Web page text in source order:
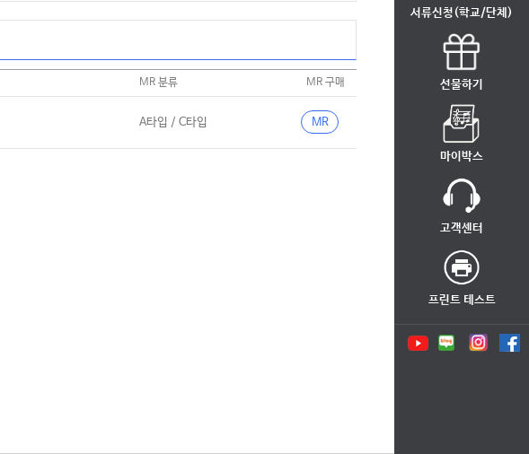
MR 분류 MR 구매
A타입 / C타입 MR
서류신청(학교/단체)
선물하기
마이박스
고객센터
프린트 테스트